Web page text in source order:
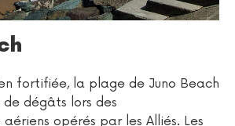
fortifiée, la plage de Juno Beach
dégâts lors des
opérés par les Alliés. Les